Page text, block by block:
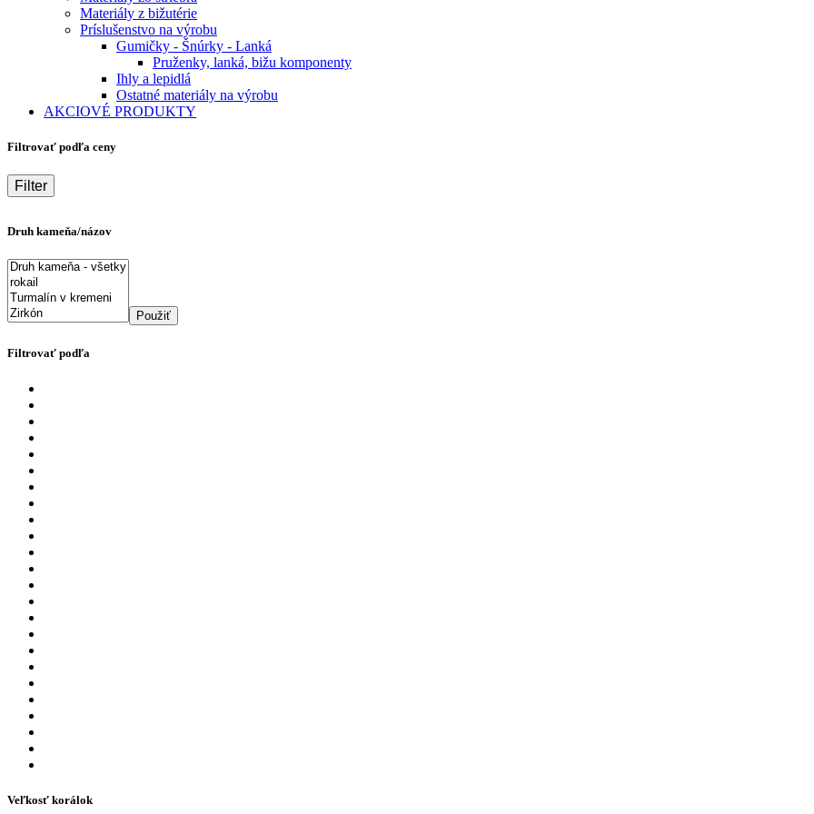
Materiály z bižutérie
Príslušenstvo na výrobu
Gumičky - Šnúrky - Lanká
Pruženky, lanká, bižu komponenty
Ihly a lepidlá
Ostatné materiály na výrobu
AKCIOVÉ PRODUKTY
Filtrovať podľa ceny
Filter
Druh kameňa/názov
Použiť
Filtrovať podľa
Veľkosť korálok